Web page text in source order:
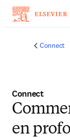
Connect
Connect
en